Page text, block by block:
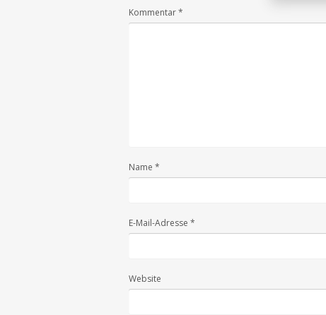
Kommentar*
Name *
E-Mail-Adresse *
Website